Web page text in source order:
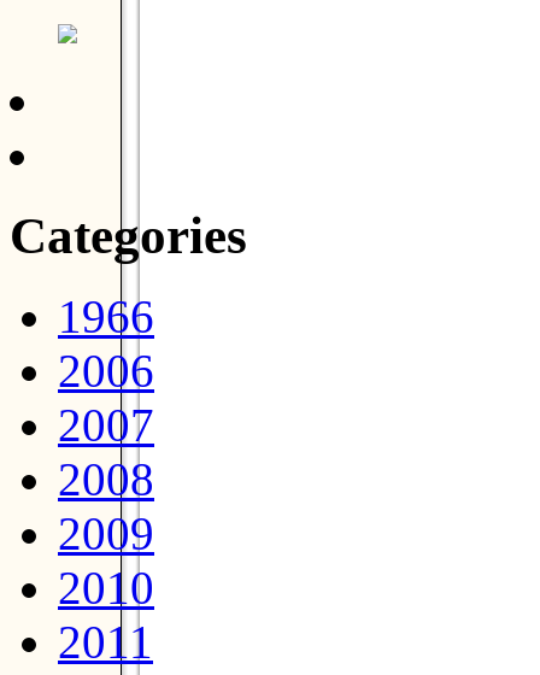
Categories
1966
2006
2007
2008
2009
2010
2011